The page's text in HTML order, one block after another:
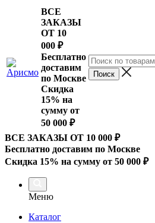
ВСЕ
ЗАКАЗЫ
ОТ 10
000 ₽
Бесплатно
доставим
по Москве
Скидка
15% на
сумму от
50 000 ₽
ВСЕ ЗАКАЗЫ ОТ 10 000 ₽
Бесплатно доставим по Москве
Скидка 15% на сумму от 50 000 ₽
Меню
Каталог